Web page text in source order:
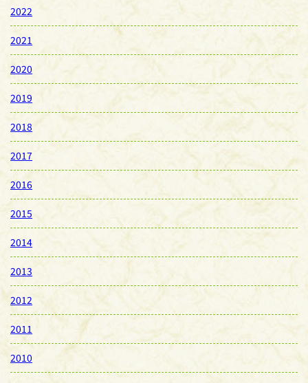
2022
2021
2020
2019
2018
2017
2016
2015
2014
2013
2012
2011
2010